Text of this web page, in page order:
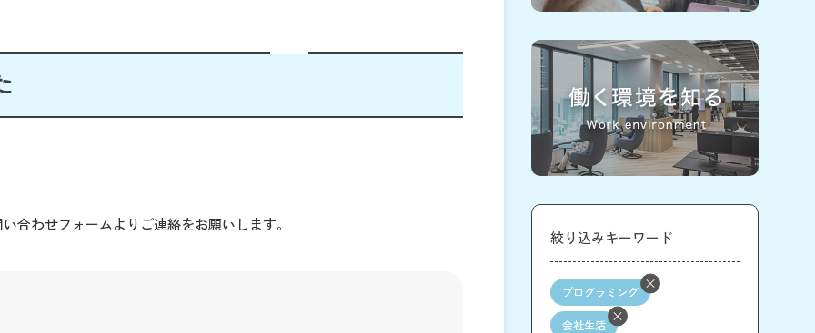
合わせフォームよりご連絡をお願いします。
絞り込みキーワード
プログラミング
会社生活